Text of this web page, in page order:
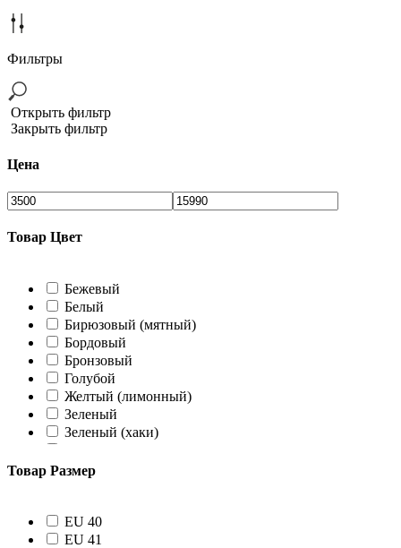
Фильтры
Открыть фильтр
Закрыть фильтр
Цена
Товар Цвет
Бежевый
Белый
Бирюзовый (мятный)
Бордовый
Бронзовый
Голубой
Желтый (лимонный)
Зеленый
Зеленый (хаки)
Коричневый
Небесный
Оливковый
Товар Размер
EU 40
EU 41